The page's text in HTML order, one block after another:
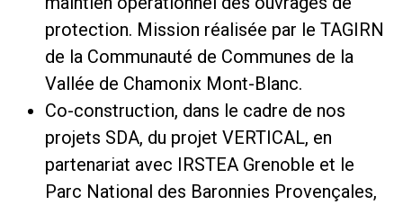
protection. Mission réalisée par le TAGIRN
de la Communauté de Communes de la
Vallée de Chamonix Mont-Blanc.
Co-construction, dans le cadre de nos
projets SDA, du projet VERTICAL, en
partenariat avec IRSTEA Grenoble et le
Parc National des Baronnies Provençales,